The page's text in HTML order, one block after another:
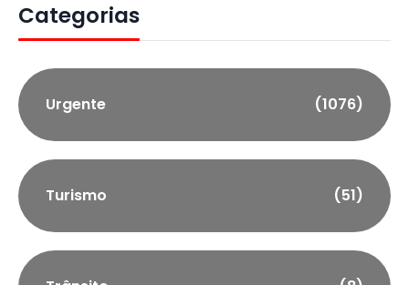
Categorias
Urgente (1076)
Turismo (51)